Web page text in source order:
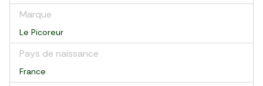
Marque
Le Picoreur
Pays de naissance
France